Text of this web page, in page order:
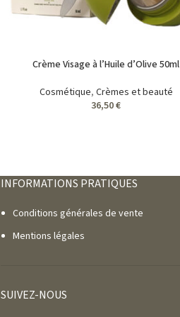
Crème Visage à l’Huile d’Olive 50ml
Cosmétique, Crèmes et beauté
36,50€
INFORMATIONS PRATIQUES
Conditions générales de vente
Mentions légales
SUIVEZ-NOUS